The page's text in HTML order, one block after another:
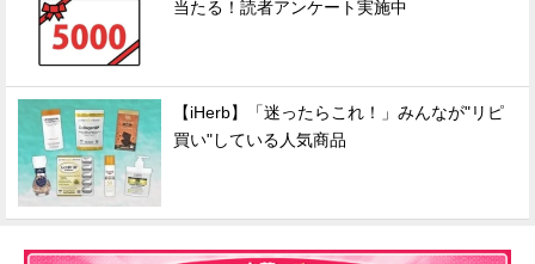
当たる！読者アンケート実施中
【iHerb】「迷ったらこれ！」みんなが"リピ
買い"している人気商品